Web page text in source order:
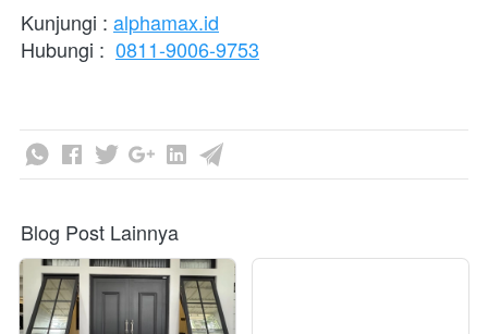
Kunjungi : alphamax.id
Hubungi : 0811-9006-9753
Blog Post Lainnya